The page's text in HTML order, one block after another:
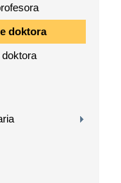
doktora